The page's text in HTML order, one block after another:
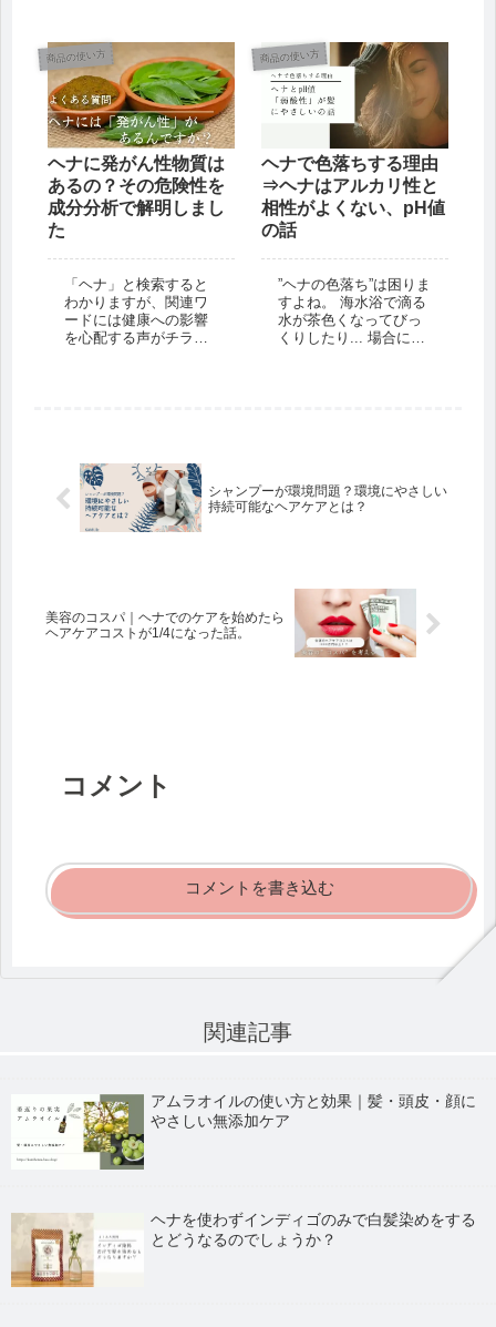
り、フケが気になった
り... さらには、静電気
を帯びてまとまり...
が、 結論から申し上げ
ますと、ヘナをして薄
毛になることはありま
せん。...
商品の使い方
ヘナに発がん性物質は
あるの？その危険性を
成分分析で解明しまし
た
「ヘナ」と検索すると
わかりますが、関連ワ
ードには健康への影響
を心配する声がチラホ
5,000...
商品の使い方
ヘナで色落ちする理由
⇒ヘナはアルカリ性と
相性がよくない、pH値
の話
”ヘナの色落ち”は困りま
すよね。 海水浴で滴る
水が茶色くなってびっ
くりしたり... 場合によ
シャンプーが環境問題？環境にやさしい
持続可能なヘアケアとは？
美容のコスパ｜ヘナでのケアを始めたら
ヘアケアコストが1/4になった話。
コメント
コメントを書き込む
関連記事
アムラオイルの使い方と効果｜髪・頭皮・顔に
やさしい無添加ケア
ヘナを使わずインディゴのみで白髪染めをする
とどうなるのでしょうか？